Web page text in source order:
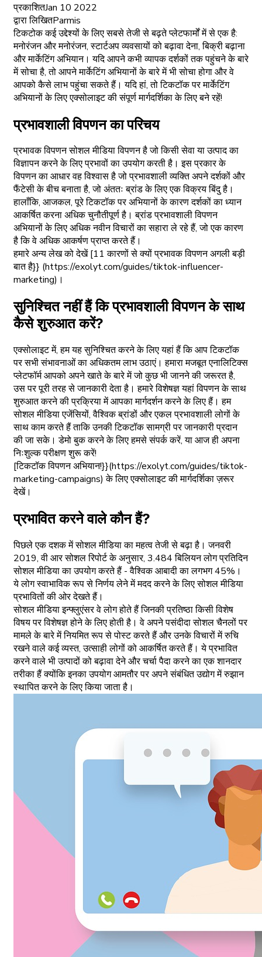
प्रकाशितJan 10 2022
द्वारा लिखितParmis
टिकटोक कई उद्देश्यों के लिए सबसे तेजी से बढ़ते प्लेटफार्मों में से एक है:
मनोरंजन और मनोरंजन, स्टार्टअप व्यवसायों को बढ़ावा देना, बिक्री बढ़ाना
और मार्केटिंग अभियान। यदि आपने कभी व्यापक दर्शकों तक पहुंचने के बारे
में सोचा है, तो आपने मार्केटिंग अभियानों के बारे में भी सोचा होगा और वे
आपको कैसे लाभ पहुंचा सकते हैं। यदि हां, तो टिकटॉक पर मार्केटिंग
अभियानों के लिए एक्सोलाइट की संपूर्ण मार्गदर्शिका के लिए बने रहें!
प्रभावशाली विपणन का परिचय
प्रभावक विपणन सोशल मीडिया विपणन है जो किसी सेवा या उत्पाद का
विज्ञापन करने के लिए प्रभावों का उपयोग करती है। इस प्रकार के
विपणन का आधार वह विश्वास है जो प्रभावशाली व्यक्ति अपने दर्शकों और
फैंटेसी के बीच बनाता है, जो अंततः ब्रांड के लिए एक विक्रय बिंदु है।
हालाँकि, आजकल, पूरे टिकटॉक पर अभियानों के कारण दर्शकों का ध्यान
आकर्षित करना अधिक चुनौतीपूर्ण है। ब्रांड प्रभावशाली विपणन
अभियानों के लिए अधिक नवीन विचारों का सहारा ले रहे हैं, जो एक कारण
है कि वे अधिक आकर्षण प्राप्त करते हैं।
हमारे अन्य लेख को देखें [11 कारणों से क्यों प्रभावक विपणन अगली बड़ी
बात है}} (https://exolyt.com/guides/tiktok-influencer-
marketing)।
सुनिश्चित नहीं हैं कि प्रभावशाली विपणन के साथ
कैसे शुरुआत करें?
एक्सोलाइट में, हम यह सुनिश्चित करने के लिए यहां हैं कि आप टिकटॉक
पर सभी संभावनाओं का अधिकतम लाभ उठाएं। हमारा मजबूत एनालिटिक्स
प्लेटफॉर्म आपको अपने खाते के बारे में जो कुछ भी जानने की जरूरत है,
उस पर पूरी तरह से जानकारी देता है। हमारे विशेषज्ञ यहां विपणन के साथ
शुरुआत करने की प्रक्रिया में आपका मार्गदर्शन करने के लिए हैं। हम
सोशल मीडिया एजेंसियों, वैश्विक ब्रांडों और एकल प्रभावशाली लोगों के
साथ काम करते हैं ताकि उनकी टिकटॉक सामग्री पर जानकारी प्रदान
की जा सके। डेमो बुक करने के लिए हमसे संपर्क करें, या आज ही अपना
निःशुल्क परीक्षण शुरू करें!
[टिकटॉक विपणन अभियान!}}(https://exolyt.com/guides/tiktok-
marketing-campaigns) के लिए एक्सोलाइट की मार्गदर्शिका ज़रूर
देखें।
प्रभावित करने वाले कौन हैं?
पिछले एक दशक में सोशल मीडिया का महत्व तेजी से बढ़ा है। जनवरी
2019, वी आर सोशल रिपोर्ट के अनुसार, 3.484 बिलियन लोग प्रतिदिन
सोशल मीडिया का उपयोग करते हैं - वैश्विक आबादी का लगभग 45%।
ये लोग स्वाभाविक रूप से निर्णय लेने में मदद करने के लिए सोशल मीडिया
प्रभावितों की ओर देखते हैं।
सोशल मीडिया इन्फ्लुएंसर वे लोग होते हैं जिनकी प्रतिष्ठा किसी विशेष
विषय पर विशेषज्ञ होने के लिए होती है। वे अपने पसंदीदा सोशल चैनलों पर
मामले के बारे में नियमित रूप से पोस्ट करते हैं और उनके विचारों में रुचि
रखने वाले कई व्यस्त, उत्साही लोगों को आकर्षित करते हैं। ये प्रभावित
करने वाले भी उत्पादों को बढ़ावा देने और चर्चा पैदा करने का एक शानदार
तरीका हैं क्योंकि इनका उपयोग आमतौर पर अपने संबंधित उद्योग में रुझान
स्थापित करने के लिए किया जाता है।